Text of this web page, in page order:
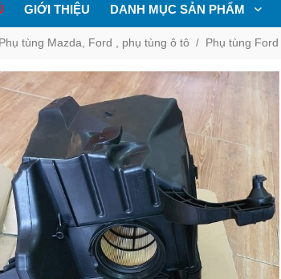
GIỚI THIỆU DANH MỤC SẢN PHẨM
Phụ tùng Mazda, Ford , phụ tùng ô tô Phụ tùng Ford